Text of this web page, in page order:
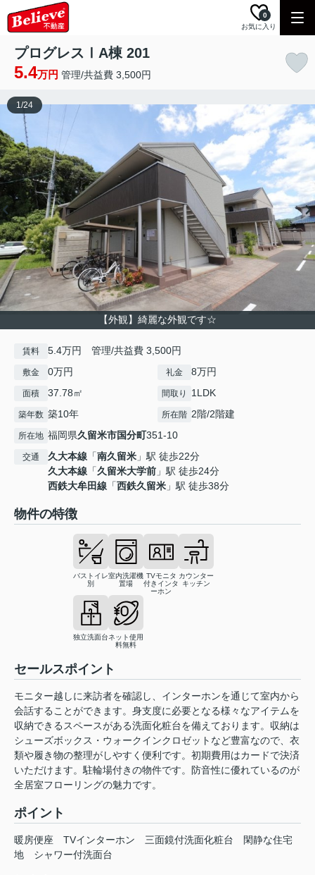
お気に入り
0
プログレスⅠA棟 201
5.4万円 管理/共益費 3,500円
【外観】綺麗な外観です☆
1/24
賃料 5.4万円 管理/共益費 3,500円
敷金 0万円 礼金 8万円
面積 37.78㎡ 間取り 1LDK
築年数 築10年 所在階 2階/2階建
所在地 福岡県久留米市国分町351-10
交通 久大本線 「南久留米 」駅 徒歩22分
久大本線 「久留米大学前 」駅 徒歩24分
西鉄大牟田線 「西鉄久留米 」駅 徒歩38分
物件の特徴
バストイレ
別
室内洗濯機
置場
TVモニタ
付きインタ
ーホン
カウンター
キッチン
独立洗面台ネット使用
料無料
セールスポイント
モニター越しに来訪者を確認し、インターホンを通じて室内から
会話することができます。身支度に必要となる様々なアイテムを
収納できるスペースがある洗面化粧台を備えております。収納は
シューズボックス・ウォークインクロゼットなど豊富なので、衣
類や履き物の整理がしやすく便利です。初期費用はカードで決済
いただけます。駐輪場付きの物件です。防音性に優れているのが
全居室フローリングの魅力です。
ポイント
暖房便座 TVインターホン 三面鏡付洗面化粧台
閑静な住宅
地
シャワー付洗面台